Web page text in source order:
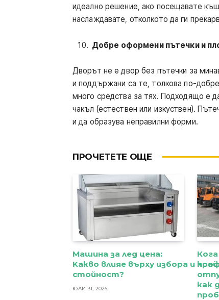
идеално решение, ако посещавате
наслаждавате, отколкото да ги
Добре оформени пътечки и
Дворът не е двор без пътечки за
и поддържани са те, толкова по-
много средства за тях. Подходящо е
чакъл (естествен или изкуствен).
и да образува неправилни форми.
ПРОЧЕТЕТЕ ОЩЕ
Машина за лед цена:
Kакво влияе върху избора и
стойност?
ЮЛИ 31, 2026
как